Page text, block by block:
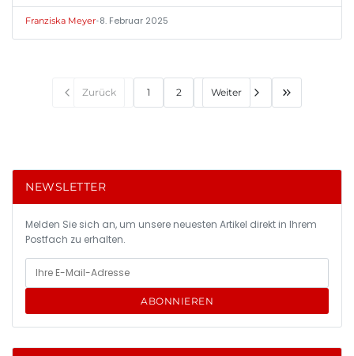
Franziska Meyer•8. Februar 2025
Zurück 1 2 Weiter
NEWSLETTER
Melden Sie sich an, um unsere neuesten Artikel direkt in Ihrem
Postfach zu erhalten.
ABONNIEREN